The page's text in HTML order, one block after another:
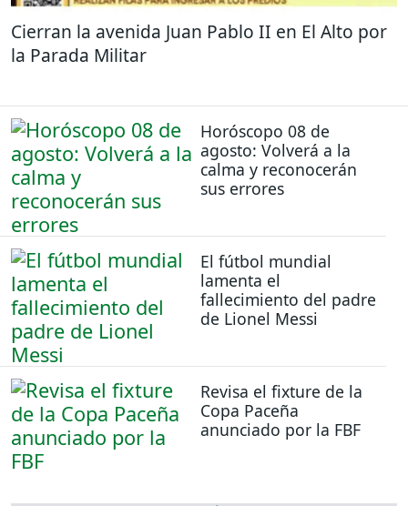
Cierran la avenida Juan Pablo II en El Alto por
la Parada Militar
Horóscopo 08 de
agosto: Volverá a la
calma y reconocerán
sus errores
El fútbol mundial
lamenta el
fallecimiento del padre
de Lionel Messi
Revisa el fixture de la
Copa Paceña
anunciado por la FBF